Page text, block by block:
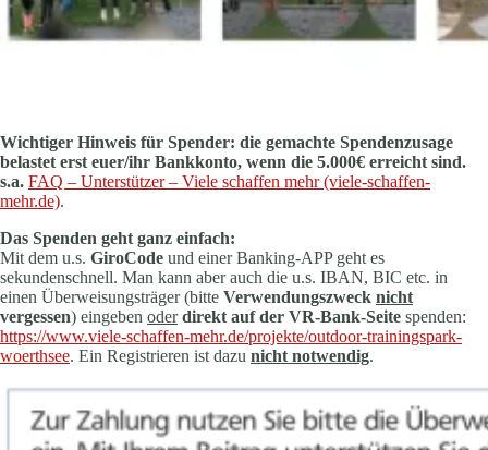
Wichtiger Hinweis für Spender: die gemachte Spendenzusage
belastet erst euer/ihr Bankkonto, wenn die 5.000€ erreicht sind.
s.a. FAQ – Unterstützer – Viele schaffen mehr (viele-schaffen-
mehr.de).
Das Spenden geht ganz einfach:
Mit dem u.s. GiroCode und einer Banking-APP geht es
sekundenschnell. Man kann aber auch die u.s. IBAN, BIC etc. in
einen Überweisungsträger (bitte Verwendungszweck nicht
vergessen) eingeben oder direkt auf der VR-Bank-Seite spenden:
https://www.viele-schaffen-mehr.de/projekte/outdoor-trainingspark-
woerthsee. Ein Registrieren ist dazu nicht notwendig.